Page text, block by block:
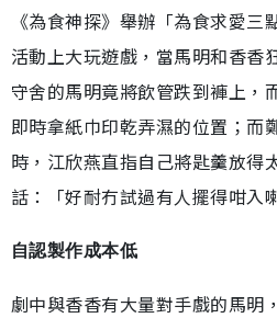
《為食神探》舉辦「為食求愛三
活動上大玩遊戲，當馬明和香香
守舍的馬明竟將飲管跌到褲上，
即時拿紙巾印乾弄濕的位置；而
時，江欣燕直指自己將匙羹放得
話：「好耐冇試過有人擺得咁入
自認製作成本低
劇中與香香有大量對手戲的馬明